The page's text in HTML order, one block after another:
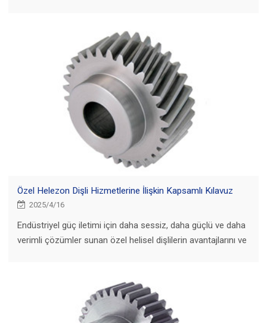
Özel Helezon Dişli Hizmetlerine İlişkin Kapsamlı Kılavuz
2025/4/16
Endüstriyel güç iletimi için daha sessiz, daha güçlü ve daha
verimli çözümler sunan özel helisel dişlilerin avantajlarını ve